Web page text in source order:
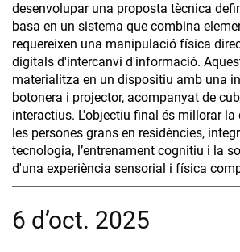
desenvolupar una proposta tècnica
basa en un sistema que combina
requereixen una manipulació física
digitals d'intercanvi d'informació.
materialitza en un dispositiu amb una
botonera i projector, acompanyat de
interactius. L'objectiu final és millorar
les persones grans en residències,
tecnologia, l’entrenament cognitiu i la
d'una experiència sensorial i física
6 d’oct. 2025